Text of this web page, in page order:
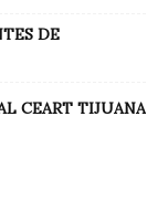
DE
CEART TIJUANA